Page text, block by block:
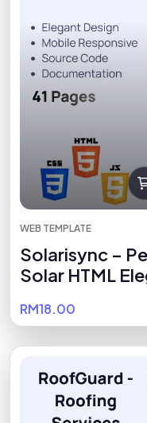
WEB TEMPLATE
Solarisync –
Solar HTML
RM18.00